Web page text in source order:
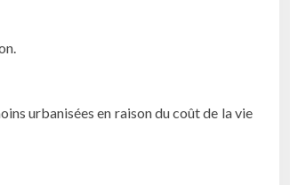
urbanisées en raison du coût de la vie